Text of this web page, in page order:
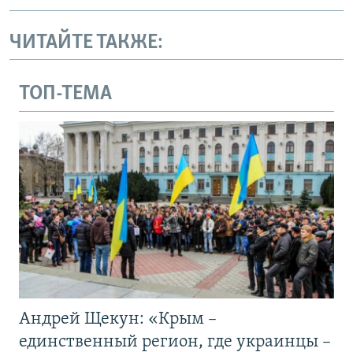
ЧИТАЙТЕ ТАКЖЕ:
ТОП-ТЕМА
Андрей Щекун: «Крым –
единственный регион, где украинцы –